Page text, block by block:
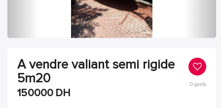
A vendre valiant semi rigide
5m20
150000 DH
0goûts